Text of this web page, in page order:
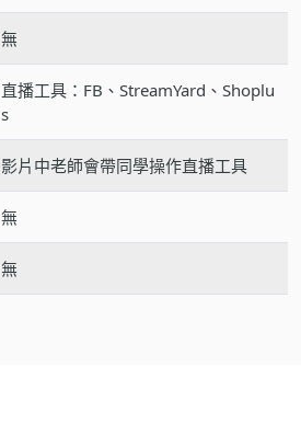
無
直播工具：FB、StreamYard、Shoplu
s
影片中老師會帶同學操作直播工具
無
無